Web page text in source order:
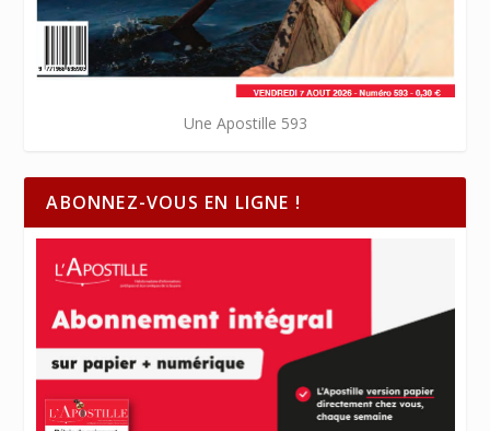
Une Apostille 593
ABONNEZ-VOUS EN LIGNE !